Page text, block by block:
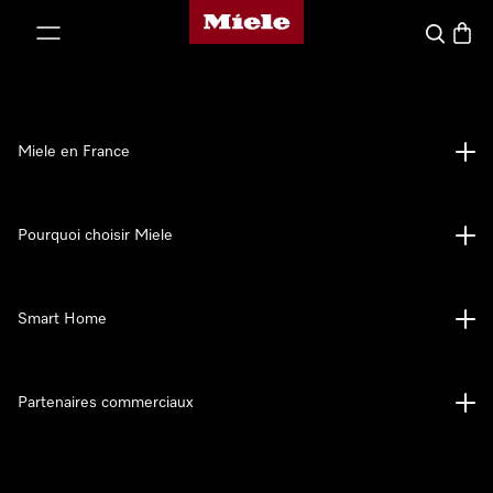
Page d'accueil Miele
Search
Miele en France
Pourquoi choisir Miele
Smart Home
Partenaires commerciaux